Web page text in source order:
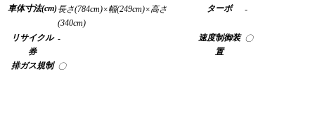
車体寸法(cm)長さ(784cm)×幅(249cm)×高さ
(340cm)
ターボ -
リサイクル
券
-
速度制御装
置
〇
排ガス規制 〇